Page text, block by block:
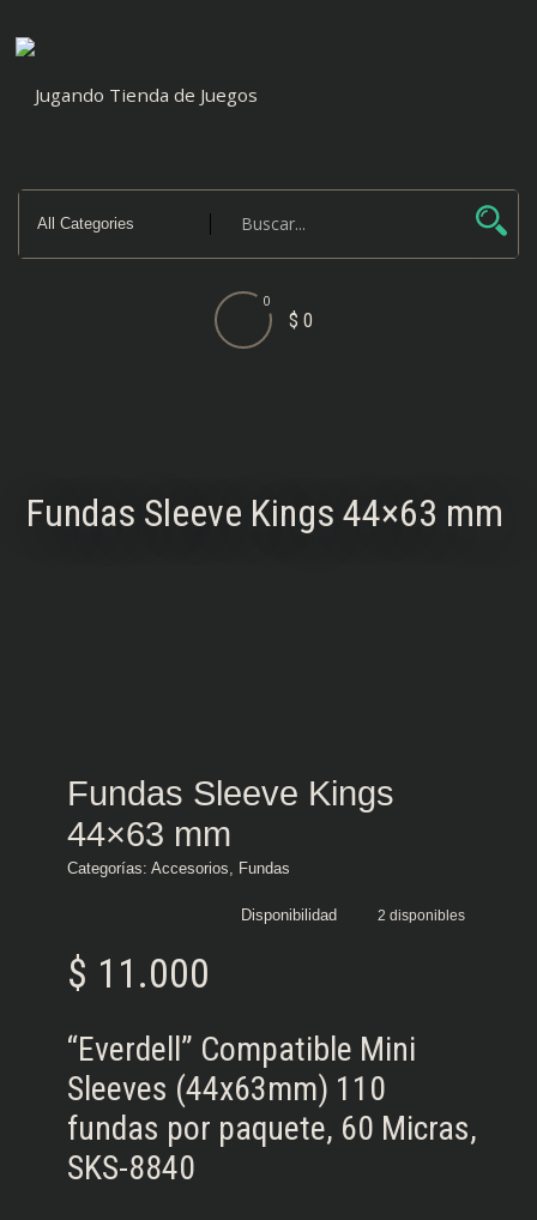
0
$ 0
Fundas Sleeve Kings 44×63 mm
Fundas Sleeve Kings
44×63 mm
Categorías: Accesorios Fundas
Disponibilidad 2 disponibles
$ 11.000
“Everdell” Compatible Mini
Sleeves (44x63mm) 110
fundas por paquete, 60 Micras,
SKS-8840